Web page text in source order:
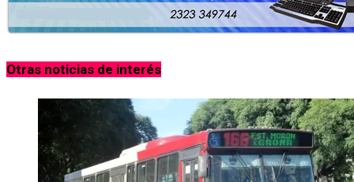
Otras noticias de interés